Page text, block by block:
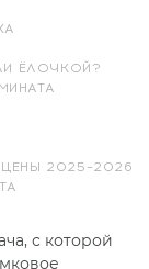
ЁЛОЧКОЙ?
2025–2026
с которой